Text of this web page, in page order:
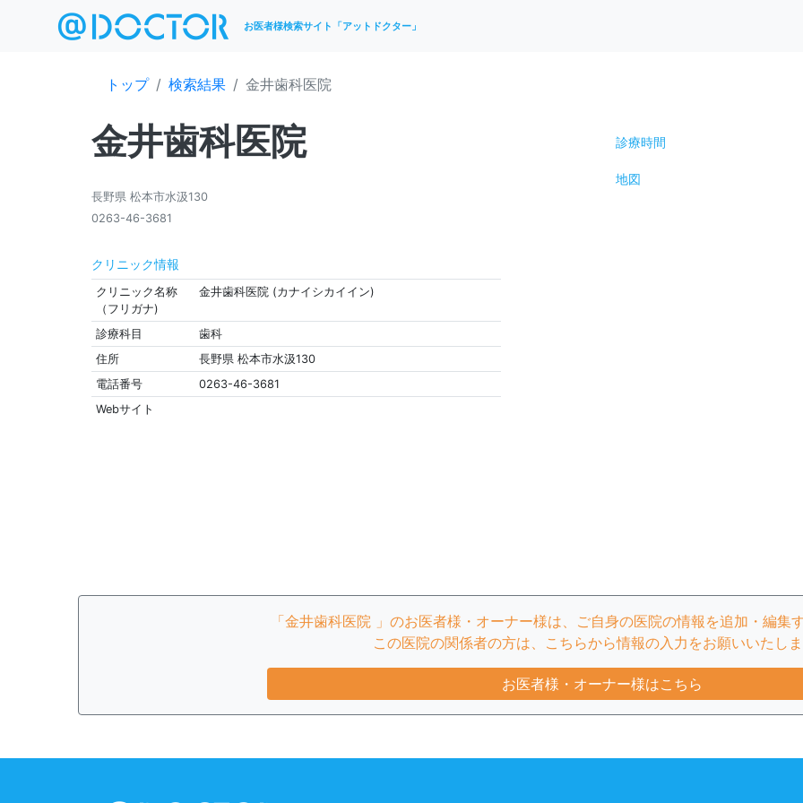
お医者様検索サイト「アットドクター」
トップ 検索結果 金井歯科医院
金井歯科医院
長野県 松本市水汲130
0263-46-3681
クリニック情報
クリニック名称
（フリガナ)
金井歯科医院 (カナイシカイイン)
診療科目
歯科
住所
長野県 松本市水汲130
電話番号
0263-46-3681
Webサイト
診療時間
地図
「金井歯科医院 」のお医者様・オーナー様は、ご自身の医院の情報を追加・編集
この医院の関係者の方は、こちらから情報の入力をお願いいたしま
お医者様・オーナー様はこちら